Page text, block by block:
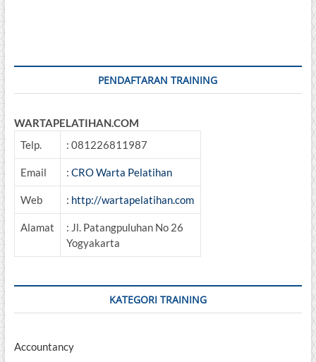
PENDAFTARAN TRAINING
WARTAPELATIHAN.COM
Telp.
: 081226811987
Email : CRO Warta Pelatihan
Web : http://wartapelatihan.com
Alamat
: Jl. Patangpuluhan No 26
Yogyakarta
KATEGORI TRAINING
Accountancy